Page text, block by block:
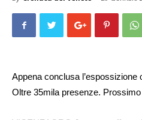
Appena conclusa
Oltre 35mila presenze.